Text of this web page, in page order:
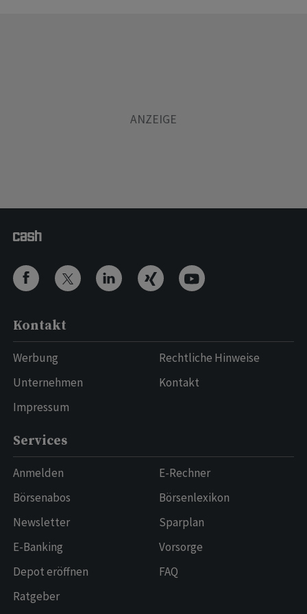
Kontakt
Werbung
Unternehmen
Impressum
Rechtliche Hinweise
Kontakt
Services
Anmelden
Börsenabos
Newsletter
E-Banking
Depot eröffnen
Ratgeber
E-Rechner
Börsenlexikon
Sparplan
Vorsorge
FAQ